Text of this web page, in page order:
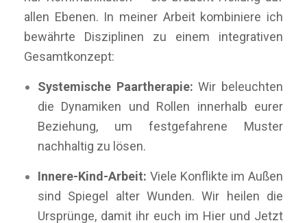
allen Ebenen. In meiner Arbeit kombiniere ich
bewährte Disziplinen zu einem integrativen
Gesamtkonzept:
Systemische Paartherapie: Wir beleuchten
die Dynamiken und Rollen innerhalb eurer
Beziehung, um festgefahrene Muster
nachhaltig zu lösen.
Innere-Kind-Arbeit: Viele Konflikte im Außen
sind Spiegel alter Wunden. Wir heilen die
Ursprünge, damit ihr euch im Hier und Jetzt